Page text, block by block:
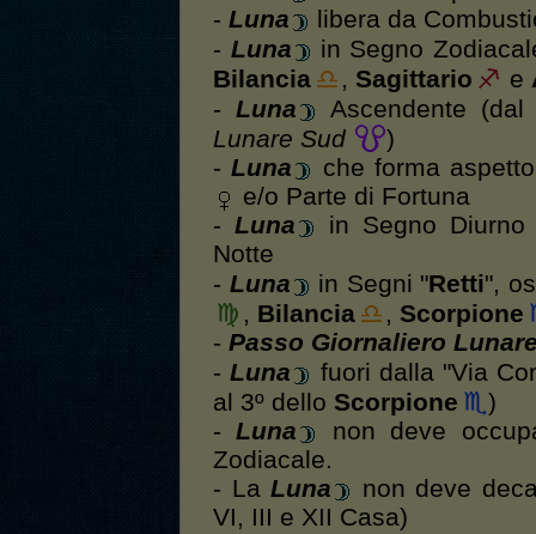
- Luna
libera da
- Luna
in Segno
Bilancia
, Sagittario e
-Luna
Ascendente
Lunare Sud
)
-Luna
che forma
e/o Parte di Fortuna
-Luna
in Segno
Notte
- Luna in Segni "Retti",
, Bilancia , Scorpione
- Passo Giornaliero
-Luna
fuori dalla "Via
al 3º dello Scorpione
)
-Luna
non deve
Zodiacale.
- LaLuna
non deve
VI, III e XII Casa)